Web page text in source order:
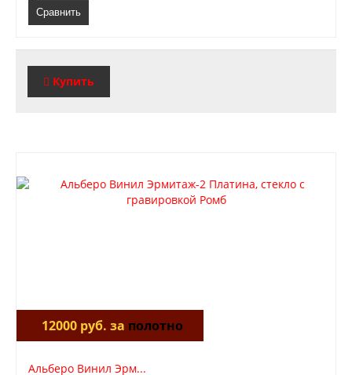
Сравнить
Купить
12000 руб. за полотно
Альберо Винил Эрм...